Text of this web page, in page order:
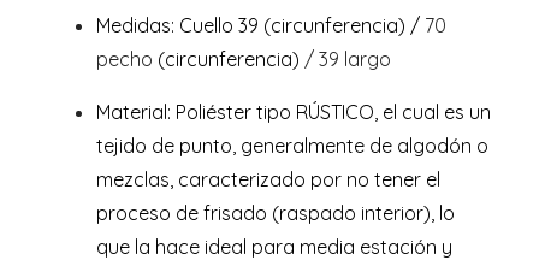
Medidas: Cuello 39 (circunferencia) / 70
pecho (circunferencia) / 39 largo
Material: Poliéster tipo RÚSTICO, el cual es un
tejido de punto, generalmente de algodón o
mezclas, caracterizado por no tener el
proceso de frisado (raspado interior), lo
que la hace ideal para media estación y